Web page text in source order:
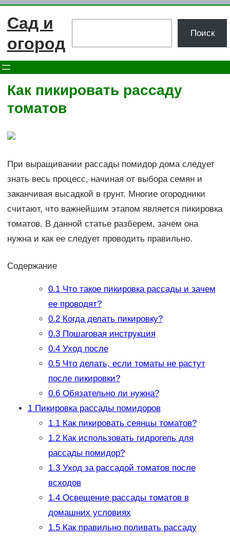
Перейти
Сад и
огород
Поиск
Как пикировать рассаду
томатов
При выращивании рассады помидор дома следует
знать весь процесс, начиная от выбора семян и
заканчивая высадкой в грунт. Многие огородники
считают, что важнейшим этапом является пикировка
томатов. В данной статье разберем, зачем она
нужна и как ее следует проводить правильно.
Содержание
0.1Что такое пикировка рассады и зачем
ее проводят?
0.2Когда делать пикировку?
0.3Пошаговая инструкция
0.4Уход после
0.5Что делать, если томаты не растут
после пикировки?
0.6Обязательно ли нужна?
1Пикировка рассады помидоров
1.1Как пикировать сеянцы томатов?
1.2Как использовать гидрогель для
рассады помидор?
1.3Уход за рассадой томатов после
всходов
1.4Освещение рассады томатов в
домашних условиях
1.5Как правильно поливать рассаду